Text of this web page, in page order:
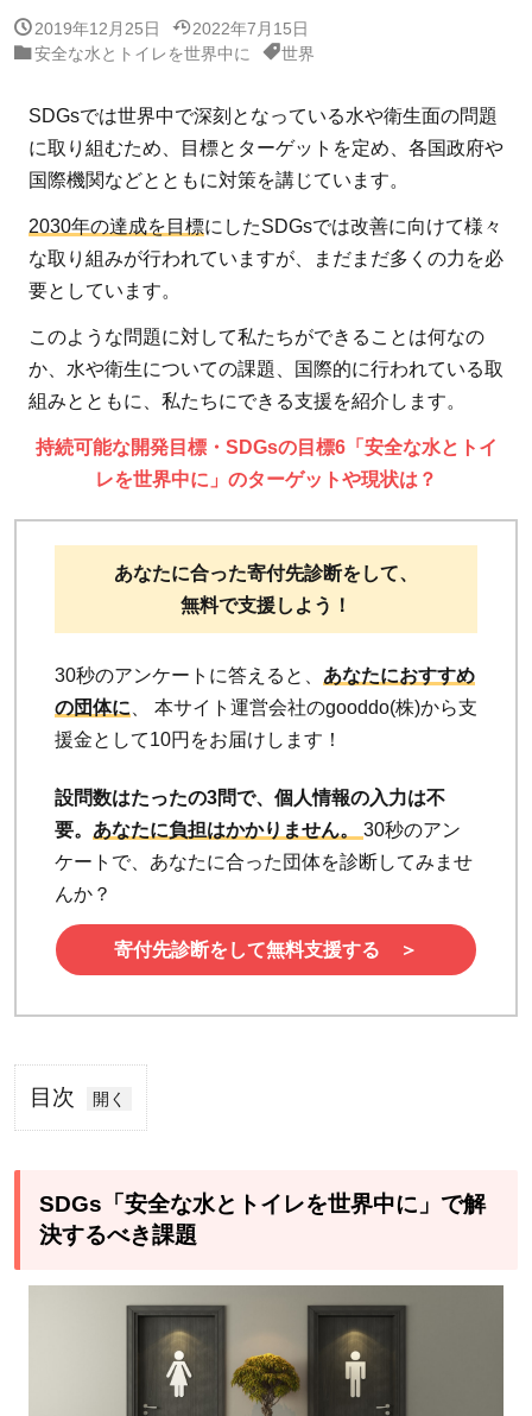
2019年12月25日
2022年7月15日
安全な水とトイレを世界中に
世界
SDGsでは世界中で深刻となっている水や衛生面の問題
に取り組むため、目標とターゲットを定め、各国政府や
国際機関などとともに対策を講じています。
2030年の達成を目標にしたSDGsでは改善に向けて様々
な取り組みが行われていますが、まだまだ多くの力を必
要としています。
このような問題に対して私たちができることは何なの
か、水や衛生についての課題、国際的に行われている取
組みとともに、私たちにできる支援を紹介します。
持続可能な開発目標・SDGsの目標6「安全な水とトイ
レを世界中に」のターゲットや現状は？
あなたに合った寄付先診断をして、
無料で支援しよう！
30秒のアンケートに答えると、 あなたにおすすめ
の団体に 、 本サイト運営会社のgooddo(株)から支
援金として10円をお届けします！
設問数はたったの3問で、個人情報の入力は不
要。 あなたに負担はかかりません。 30秒のアン
ケートで、あなたに合った団体を診断してみませ
んか？
寄付先診断をして無料支援する ＞
目次
1
全な水と
トイレを
に」で解
SDGs「安全な水とトイレを世界中に」で解
決するべき課題